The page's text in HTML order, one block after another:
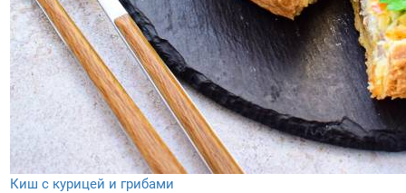
Киш с курицей и грибами